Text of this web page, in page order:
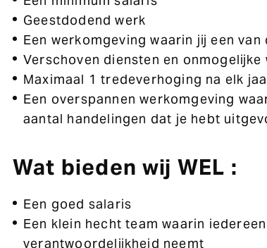
Geestdodend werk
Een werkomgeving waarin jij een
Verschoven diensten en onmogelijke
Maximaal 1 tredeverhoging na elk
Een overspannen werkomgeving
aantal handelingen dat je hebt
Wat bieden wij WEL :
Een goed salaris
Een klein hecht team waarin
verantwoordelijkheid neemt